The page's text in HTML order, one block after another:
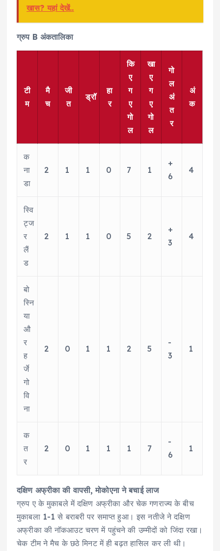
खास? यहां देखें..
ग्रुप B अंकतालिका
टी
म
मै
च
जी
त
ड्रॉ
हा
र
कि
ए
ग
ए
गो
ल
खा
ए
ग
ए
गो
ल
गो
ल
अं
त
र
अं
क
क
ना
डा
2 1 1 0 7 1
+
6
4
स्वि
ट्ज
र
लैं
ड
2 1 1 0 5 2
+
3
4
बो
स्नि
या
औ
र
ह
र्जे
गो
वि
ना
2 0 1 1 2 5
-
3
1
क
त
र
2 0 1 1 1 7
-
6
1
दक्षिण अफ्रीका की वापसी, मोकोएना ने बचाई लाज
ग्रुप ए के मुकाबले में दक्षिण अफ्रीका और चेक गणराज्य के बीच
मुकाबला 1-1 से बराबरी पर समाप्त हुआ। इस नतीजे ने दक्षिण
अफ्रीका की नॉकआउट चरण में पहुंचने की उम्मीदों को जिंदा रखा।
चेक टीम ने मैच के छठे मिनट में ही बढ़त हासिल कर ली थी।